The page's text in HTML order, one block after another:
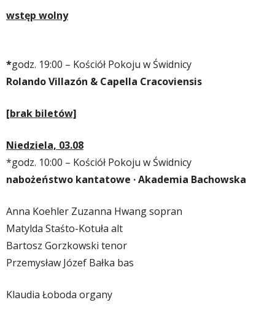
wstęp wolny
*godz. 19:00 – Kościół Pokoju w Świdnicy
Rolando Villazón & Capella Cracoviensis
[brak biletów]
Niedziela, 03.08
*godz. 10:00 – Kościół Pokoju w Świdnicy
nabożeństwo kantatowe · Akademia Bachowska
Anna Koehler Zuzanna Hwang sopran
Matylda Staśto-Kotuła alt
Bartosz Gorzkowski tenor
Przemysław Józef Bałka bas
Klaudia Łoboda organy